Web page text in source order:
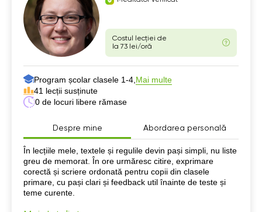
Costul lecției de
la 73 lei/oră
Program școlar clasele 1-4, Mai multe
41 lecții susținute
0 de locuri libere rămase
Despre mine Abordarea personală
Despre mine
În lecțiile mele, textele și regulile devin pași simpli, nu liste
greu de memorat. În ore urmăresc citire, exprimare
corectă și scriere ordonată pentru copii din clasele
primare, cu pași clari și feedback util înainte de teste și
teme curente.